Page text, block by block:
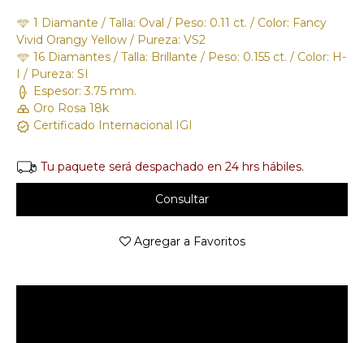
1 Diamante / Talla: Oval / Peso: 0.11 ct. / Color: Fancy
Vivid Orangy Yellow / Pureza: VS2
16 Diamantes / Talla: Brillante / Peso: 0.155 ct. / Color: H-
I / Pureza: SI
Espesor: 3.75 mm.
Oro Rosa 18k
Certificado Internacional IGI
Tu paquete será despachado en 24 hrs hábiles.
Consultar
Agregar a Favoritos